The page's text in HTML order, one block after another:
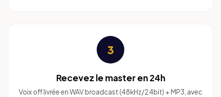
3
Recevez le master en 24h
Voix off livrée en WAV broadcast (48kHz/24bit) + MP3, avec